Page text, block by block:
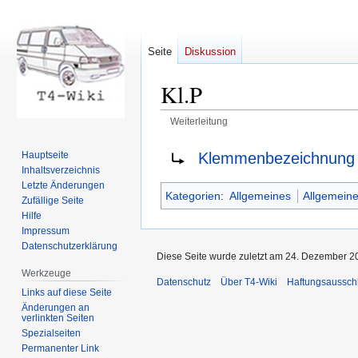
Kl.P
Weiterleitung
Navigation
springen
Suche
springen
Weiterleitung nach:
Klemmenbezeichnung
Kategorien: Allgemeines
Seite Diskussion
Hauptseite
Inhaltsverzeichnis
Letzte Änderungen
Zufällige Seite
Hilfe
Impressum
Datenschutzerklärung
Werkzeuge
Links auf diese Seite
Änderungen an
verlinkten Seiten
Spezialseiten
Permanenter Link
Diese Seite wurde zuletzt am 24. Dezember
Datenschutz Über T4-Wiki